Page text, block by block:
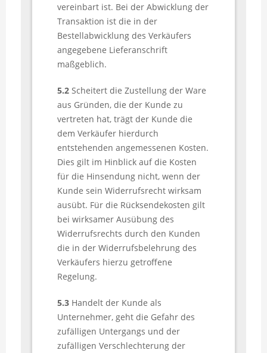
vereinbart ist. Bei der Abwicklung der
Transaktion ist die in der
Bestellabwicklung des Verkäufers
angegebene Lieferanschrift
maßgeblich.
5.2Scheitert die Zustellung der Ware
aus Gründen, die der Kunde zu
vertreten hat, trägt der Kunde die
dem Verkäufer hierdurch
entstehenden angemessenen Kosten.
Dies gilt im Hinblick auf die Kosten
für die Hinsendung nicht, wenn der
Kunde sein Widerrufsrecht wirksam
ausübt. Für die Rücksendekosten gilt
bei wirksamer Ausübung des
Widerrufsrechts durch den Kunden
die in der Widerrufsbelehrung des
Verkäufers hierzu getroffene
Regelung.
5.3Handelt der Kunde als
Unternehmer, geht die Gefahr des
zufälligen Untergangs und der
zufälligen Verschlechterung der